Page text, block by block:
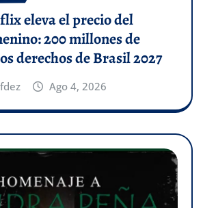
eleva el precio del
200 millones de
derechos de Brasil 2027
Ago 4, 2026